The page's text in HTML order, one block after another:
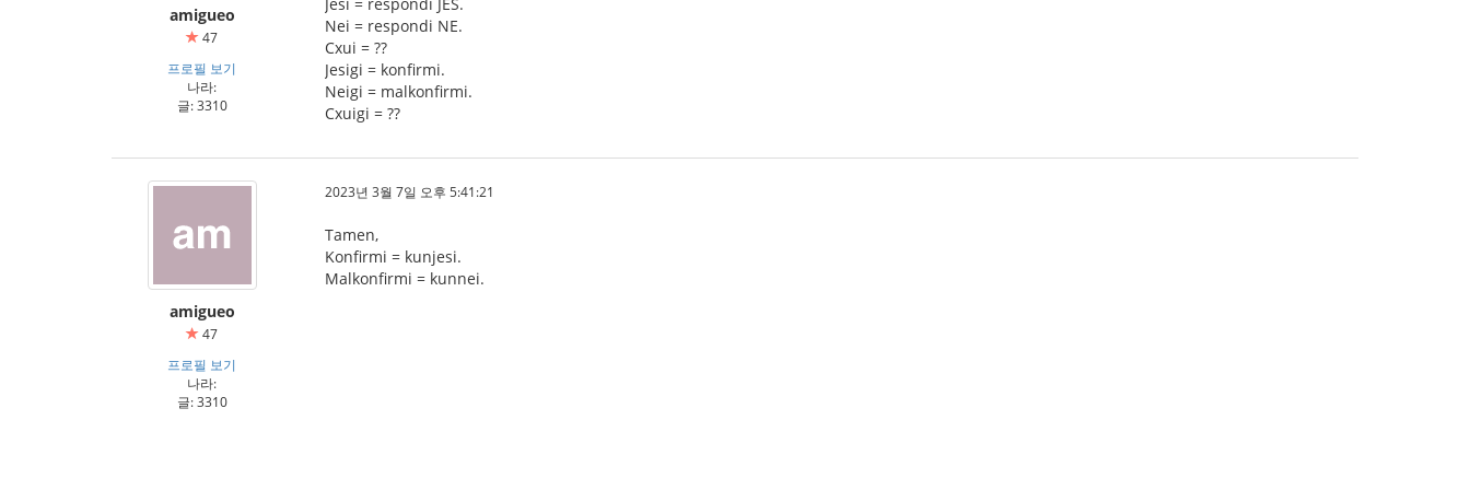
amigueo
47
프로필 보기
나라:
글: 3310
Nei = respondi NE.
Cxui = ??
Jesigi = konfirmi.
Neigi = malkonfirmi.
Cxuigi = ??
amigueo
47
프로필 보기
나라:
글: 3310
2023년 3월 7일 오후 5:41:21
Tamen,
Konfirmi = kunjesi.
Malkonfirmi = kunnei.